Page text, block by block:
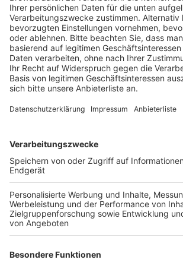
Etagen unbewohnbar sind.
Veröffentlicht:Montag, 11.10.2021 18:02
Anzeige
aufwändig getrocknet werden. Laut dem
Ortsbürgermeister Hans-Reiner
abends sehr still in Blessem, weil viele
für die Bau- und Renovierungsarbeiten
kommen. Um Plünderungen zu
ungebetene Gäste abzuschrecken, ist
Angaben der Stadt Erftstadt auch in
Blessemer sind auch Ausflügler, die vor